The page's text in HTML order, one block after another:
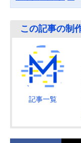
記事一覧